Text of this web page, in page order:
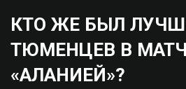
КТО ЖЕ БЫЛ
ТЮМЕНЦЕВ В
«АЛАНИЕЙ»?